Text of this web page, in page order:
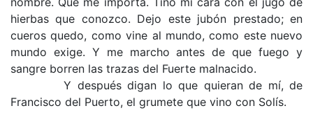
hierbas que conozco. Dejo este jubón prestado; en
cueros quedo, como vine al mundo, como este nuevo
mundo exige. Y me marcho antes de que fuego y
sangre borren las trazas del Fuerte malnacido.
Y después digan lo que quieran de mí, de
Francisco del Puerto, el grumete que vino con Solís.